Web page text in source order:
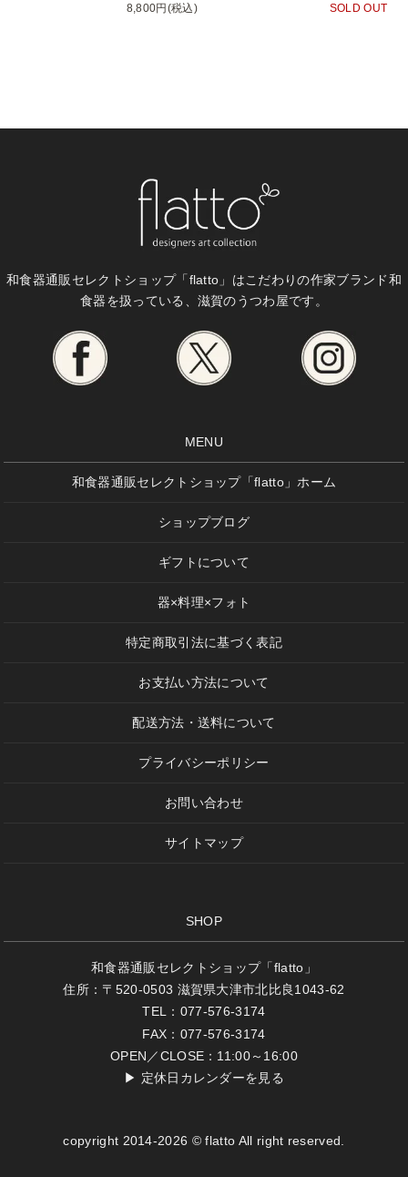
8,800円(税込) SOLD OUT
和食器通販セレクトショップ「flatto」はこだわりの作家ブランド和
食器を扱っている、滋賀のうつわ屋です。
MENU
和食器通販セレクトショップ「flatto」ホーム
ショップブログ
ギフトについて
器×料理×フォト
特定商取引法に基づく表記
お支払い方法について
配送方法・送料について
プライバシーポリシー
お問い合わせ
サイトマップ
SHOP
和食器通販セレクトショップ「flatto」
住所：〒520-0503 滋賀県大津市北比良1043-62
TEL：077-576-3174
FAX：077-576-3174
OPEN／CLOSE：11:00～16:00
▶ 定休日カレンダーを見る
copyright 2014-2026 © flatto All right reserved.